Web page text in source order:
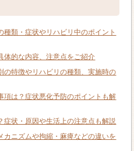
種類・症状やリハビリ中のポイント
体的な内容、注意点をご紹介
の特徴やリハビリの種類、実施時の
項は？症状悪化予防のポイントも解
症状・原因や生活上の注意点も解説
カニズムや拘縮・麻痺などの違いを